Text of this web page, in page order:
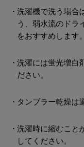
洗濯機で洗う場合
う、弱水流のドラ
をおすすめします。
洗濯には蛍光増白
ださい。
タンブラー乾燥は
洗濯時に縮むこと
してください。